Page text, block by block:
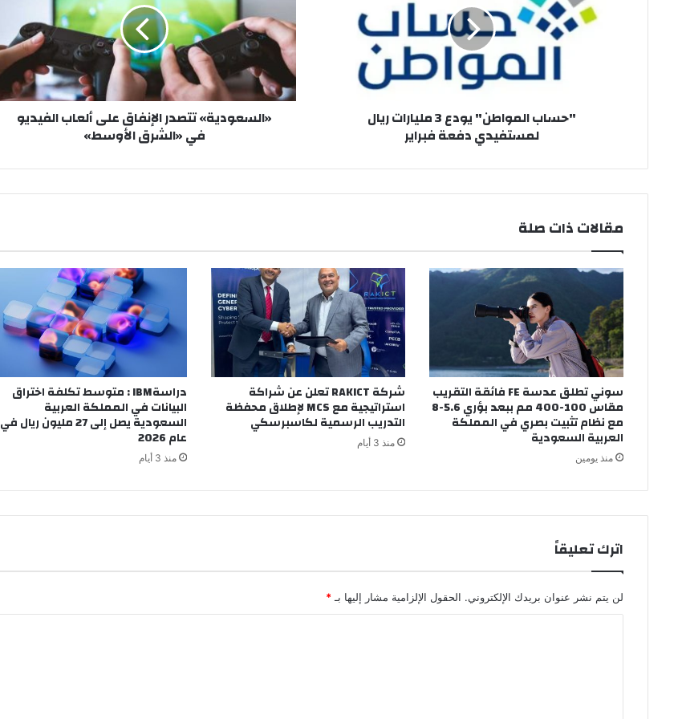
"حساب المواطن" يودع 3 مليارات ريال
لمستفيدي دفعة فبراير
ألعاب
الفيديو
في
«الشرق
الأوسط»
«السعودية» تتصدر الإنفاق على ألعاب الفيديو
في «الشرق الأوسط»
مقالات ذات صلة
سوني تطلق عدسة FE فائقة التقريب
مقاس 100-400 مم ببعد بؤري 5.6-8
مع نظام تثبيت بصري في المملكة
العربية السعودية
منذ يومين
شركة RAKICT تعلن عن شراكة
استراتيجية مع MCS لإطلاق محفظة
التدريب الرسمية لكاسبرسكي
منذ 3 أيام
دراسةIBM : متوسط تكلفة اختراق
البيانات في المملكة العربية
السعودية يصل إلى 27 مليون ريال في
عام 2026
منذ 3 أيام
اترك تعليقاً
لن يتم نشر عنوان بريدك الإلكتروني. الحقول الإلزامية مشار إليها بـ*